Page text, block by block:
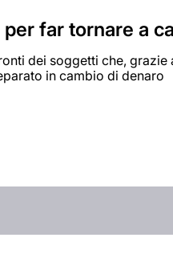
far tornare a
dei soggetti che,
in cambio di denaro